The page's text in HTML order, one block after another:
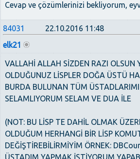
Cevap ve çözümlerinizi bekliyorum,
84031
22.10.2016 11:48
elk21
VALLAHİ ALLAH SİZDEN RAZI OLSUN
OLDUĞUNUZ LİSPLER DOĞA ÜSTÜ
BURDA BULUNAN TÜM ÜSTADLARIMI
SELAMLIYORUM SELAM VE DUA İLE
(NOT: BU LİSP TE DAHİL OLMAK
OLDUĞUM HERHANGİ BİR LİSP
DEĞİŞTİREBİLİRMİYİM ÖRNEK:
ÜSTADIM YAPMAK İSTİYORUM